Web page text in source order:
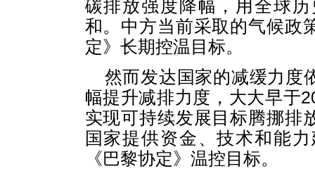
碳排放强度降幅，用全球
和。中方当前采取的气候政
定》长期控温目标。
然而发达国家的减缓力度
幅提升减排力度，大大早于
实现可持续发展目标腾挪排
国家提供资金、技术和能
《巴黎协定》温控目标。